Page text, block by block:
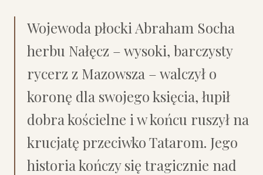
Wojewoda płocki Abraham Socha
herbu Nałęcz – wysoki, barczysty
rycerz z Mazowsza – walczył o
koronę dla swojego księcia, łupił
dobra kościelne i w końcu ruszył na
krucjatę przeciwko Tatarom. Jego
historia kończy się tragicznie nad